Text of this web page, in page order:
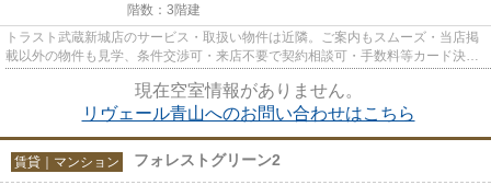
階数：3階建
トラスト武蔵新城店のサービス・取扱い物件は近隣。ご案内もスムーズ・当店掲
載以外の物件も見学、条件交渉可・来店不要で契約相談可・手数料等カード決済
可・来店時無料駐車場有（要...
現在空室情報がありません。
リヴェール青山へのお問い合わせはこちら
賃貸｜マンション フォレストグリーン2